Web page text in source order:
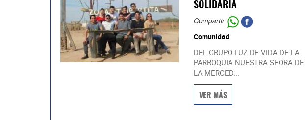
SOLIDARIA
Compartir
Comunidad
DEL GRUPO LUZ DE VIDA DE LA
PARROQUIA NUESTRA SEORA DE
LA MERCED...
VER MÁS